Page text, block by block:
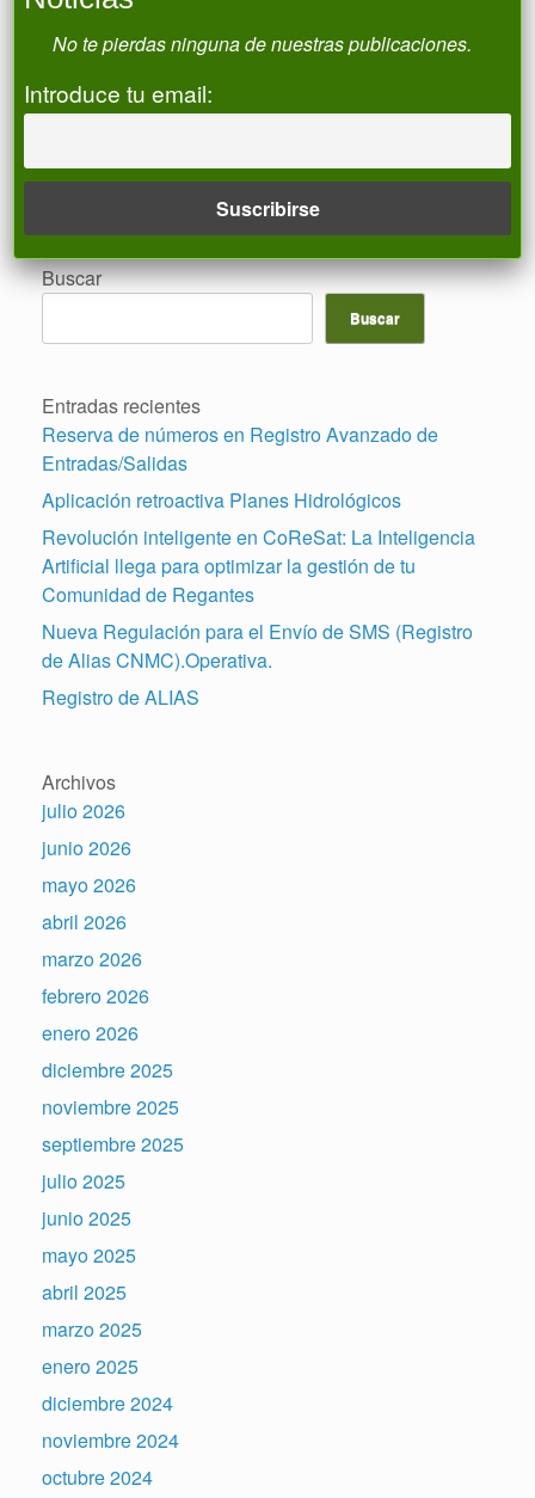
Correo electrónico
Buscar
Buscar
Entradas recientes
Reserva de números en Registro Avanzado de
Entradas/Salidas
Aplicación retroactiva Planes Hidrológicos
Revolución inteligente en CoReSat: La Inteligencia
Artificial llega para optimizar la gestión de tu
Comunidad de Regantes
Nueva Regulación para el Envío de SMS (Registro
de Alias CNMC).Operativa.
Registro de ALIAS
Archivos
julio 2026
junio 2026
mayo 2026
abril 2026
marzo 2026
febrero 2026
enero 2026
diciembre 2025
noviembre 2025
septiembre 2025
julio 2025
junio 2025
mayo 2025
abril 2025
marzo 2025
enero 2025
diciembre 2024
noviembre 2024
octubre 2024
No te pierdas ninguna de nuestras publicaciones.
Introduce tu email: